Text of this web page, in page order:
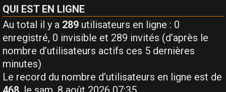
QUI EST EN LIGNE
Au total il y a 289 utilisateurs en ligne : 0
enregistré, 0 invisible et 289 invités (d’après le
nombre d’utilisateurs actifs ces 5 dernières
minutes)
Le record du nombre d’utilisateurs en ligne est de